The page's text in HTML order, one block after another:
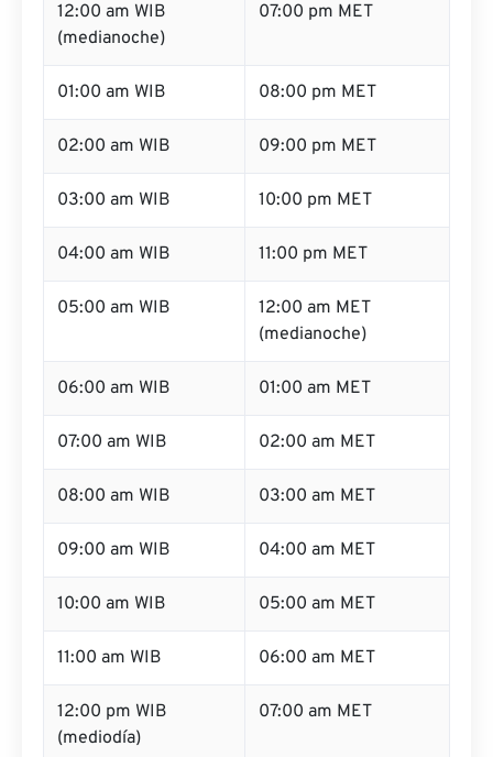
12:00 am WIB
(medianoche)
07:00 pm MET
01:00 am WIB 08:00 pm MET
02:00 am WIB 09:00 pm MET
03:00 am WIB 10:00 pm MET
04:00 am WIB 11:00 pm MET
05:00 am WIB
12:00 am MET
(medianoche)
06:00 am WIB 01:00 am MET
07:00 am WIB 02:00 am MET
08:00 am WIB 03:00 am MET
09:00 am WIB 04:00 am MET
10:00 am WIB 05:00 am MET
11:00 am WIB 06:00 am MET
12:00 pm WIB
(mediodía)
07:00 am MET